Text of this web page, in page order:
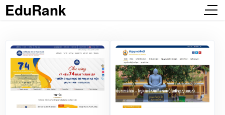
EduRank